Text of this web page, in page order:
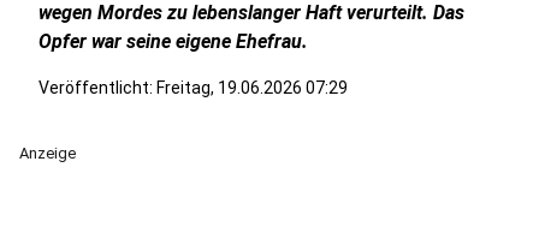
wegen Mordes zu lebenslanger Haft verurteilt. Das
Opfer war seine eigene Ehefrau.
Veröffentlicht: Freitag, 19.06.2026 07:29
Anzeige